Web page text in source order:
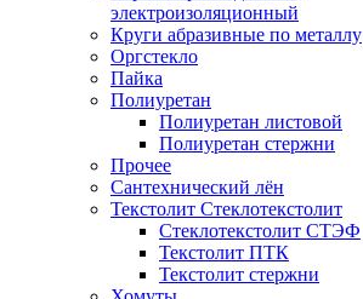
электроизоляционный
Круги абразивные по металлу
Оргстекло
Пайка
Полиуретан
Полиуретан листовой
Полиуретан стержни
Прочее
Сантехнический лён
Текстолит Стеклотекстолит
Стеклотекстолит СТЭФ
Текстолит ПТК
Текстолит стержни